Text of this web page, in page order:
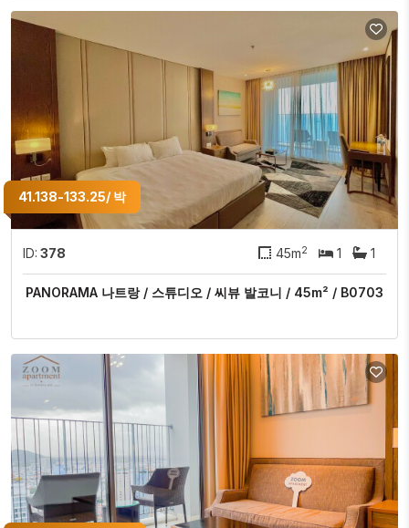
41.138-133.25/ 박
ID: 378 45m2 1 1
PANORAMA 나트랑 / 스튜디오 / 씨뷰 발코니 / 45m² / B0703